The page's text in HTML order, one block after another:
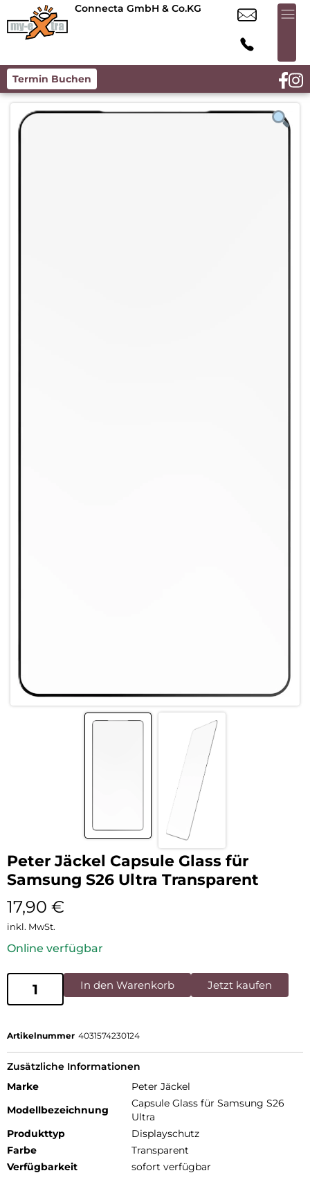
Connecta GmbH & Co.KG
Termin Buchen
Peter Jäckel Capsule Glass für
Samsung S26 Ultra Transparent
17,90 €
inkl. MwSt.
Online verfügbar
In den Warenkorb Jetzt kaufen
Artikelnummer 4031574230124
Zusätzliche Informationen
Marke
Peter Jäckel
Modellbezeichnung
Capsule Glass für Samsung S26
Ultra
Produkttyp
Displayschutz
Farbe
Transparent
Verfügbarkeit
sofort verfügbar